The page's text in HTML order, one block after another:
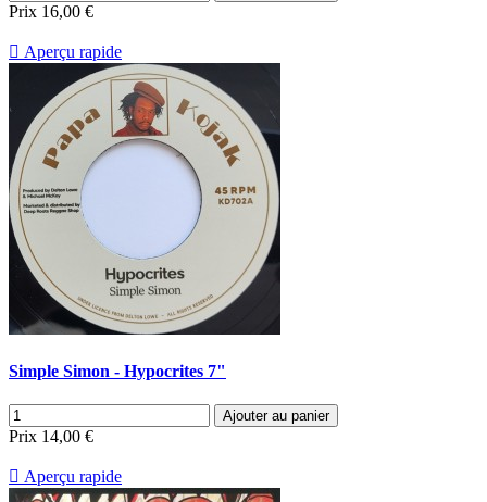
Prix 16,00 €
 Aperçu rapide
Simple Simon - Hypocrites 7"
Ajouter au panier
Prix 14,00 €
 Aperçu rapide